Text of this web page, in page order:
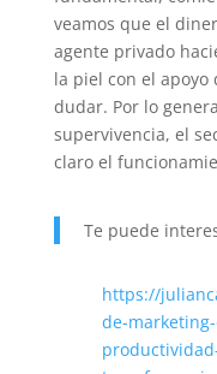
veamos que el
agente privado
la piel con el apoyo
dudar. Por lo
supervivencia, el
claro el
Te puede
https://
de-